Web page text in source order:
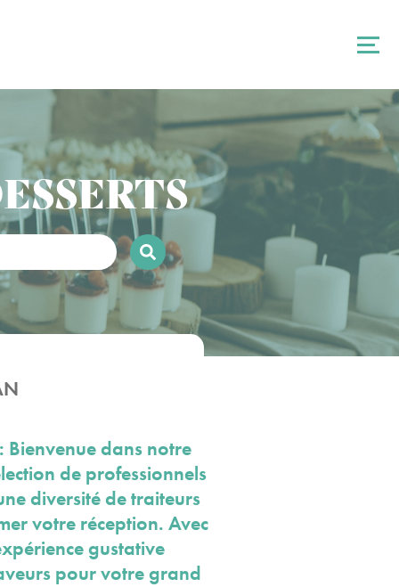
Bienvenue dans notre
de professionnels
diversité de traiteurs
votre réception. Avec
gustative
pour votre grand